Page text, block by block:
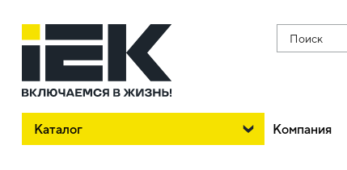
Поиск
Каталог Компания